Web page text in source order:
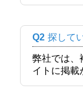
Q2 探して
弊社では、
イトに掲載